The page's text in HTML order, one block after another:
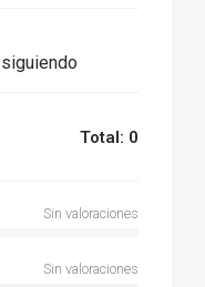
siguiendo
Total: 0
Sin valoraciones
Sin valoraciones